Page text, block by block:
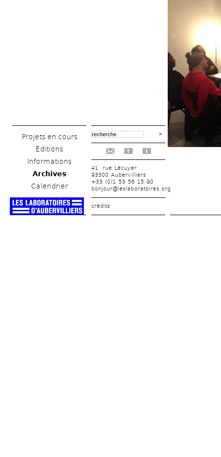
Projets en cours
Éditions
Informations
Archives
Calendrier
f t
41, rue Lécuyer
93300 Aubervilliers
+33 (0)1 53 56 15 90
bonjour@leslaboratoires.org
crédits